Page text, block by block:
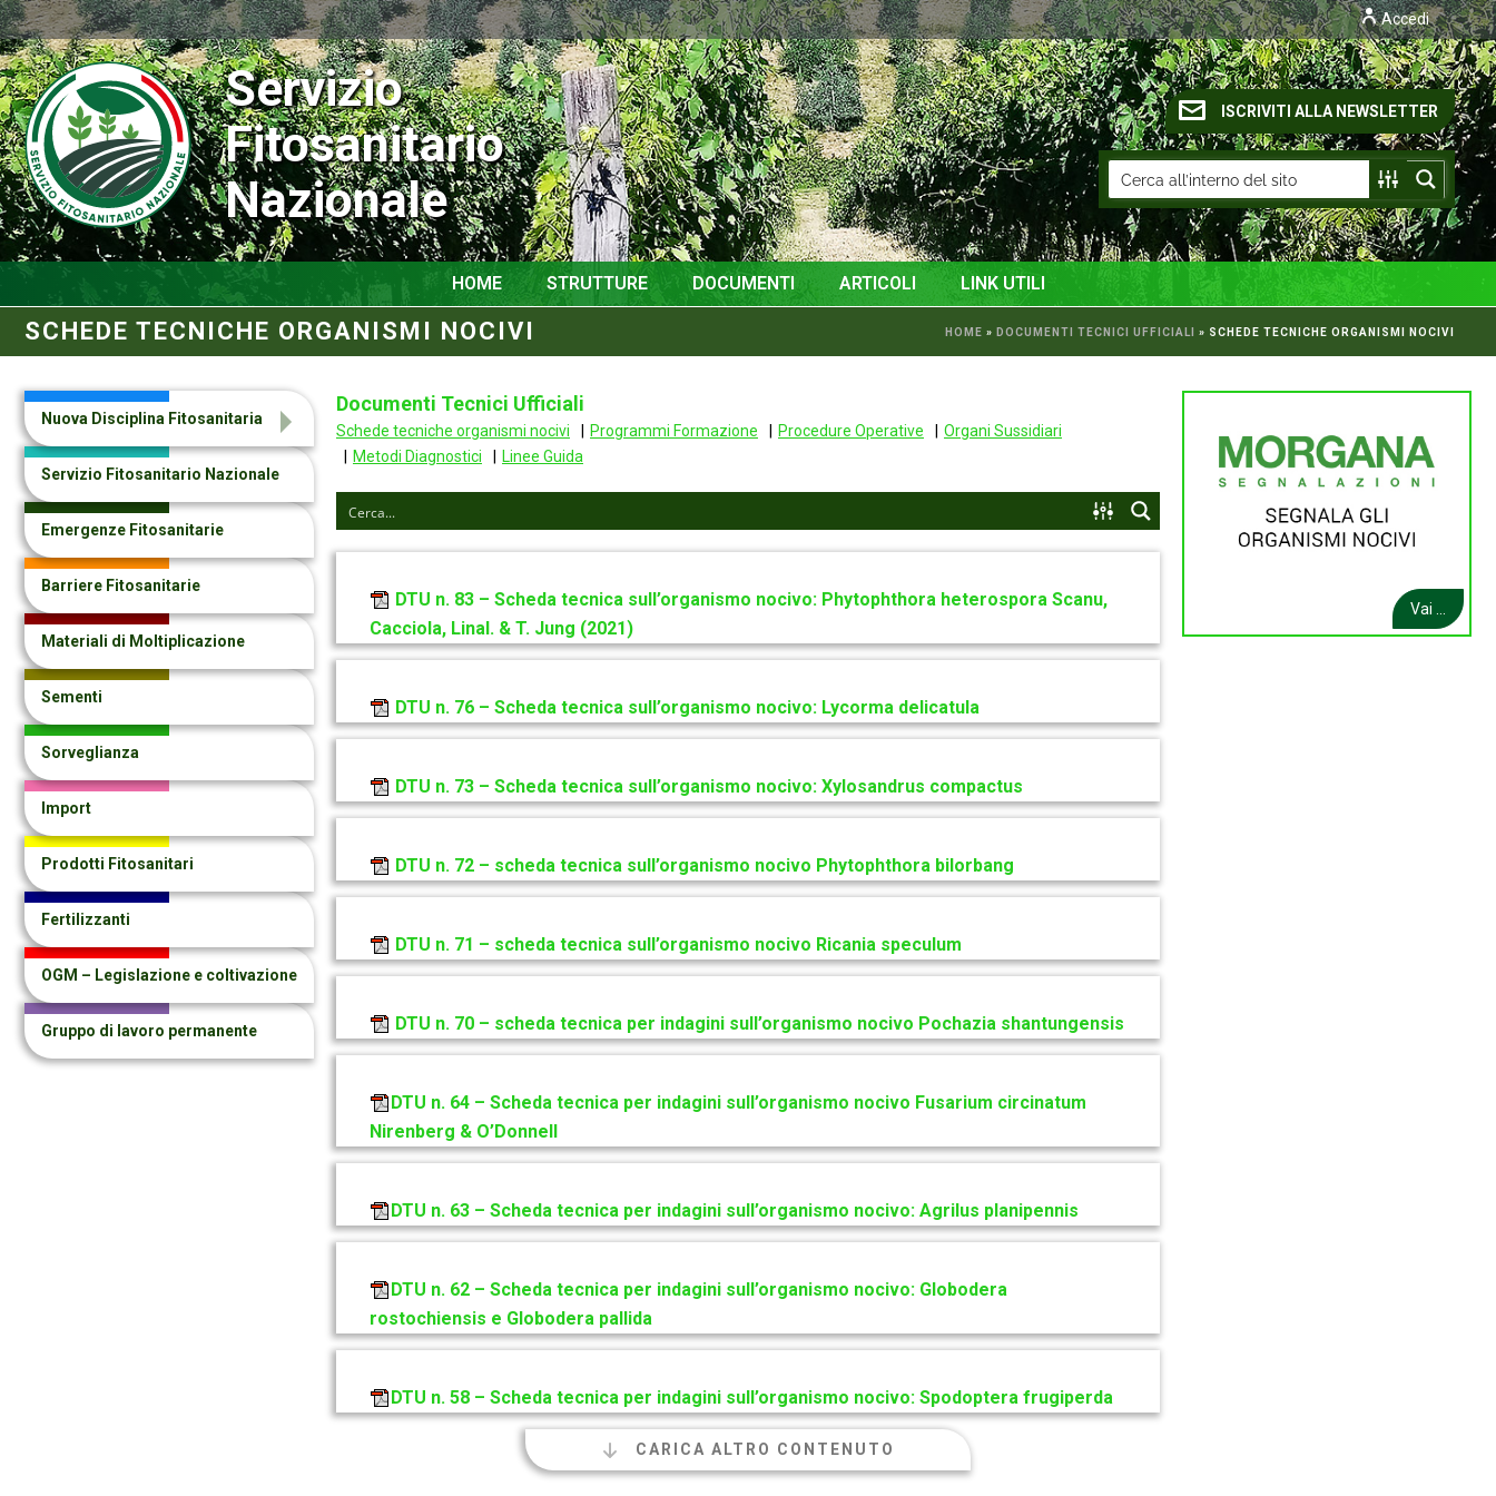
Accedi
Servizio
Fitosanitario
Nazionale
ISCRIVITI ALLA NEWSLETTER
HOME STRUTTURE DOCUMENTI ARTICOLI LINK UTILI
SCHEDE TECNICHE ORGANISMI NOCIVI HOME » DOCUMENTI TECNICI UFFICIALI » SCHEDE TECNICHE ORGANISMI NOCIVI
Documenti Tecnici Ufficiali
Schede tecniche organismi nocivi Programmi Formazione Procedure Operative
Organi Sussidiari
Metodi Diagnostici
Linee Guida
DTU n. 83 – Scheda tecnica sull’organismo nocivo: Phytophthora heterospora Scanu,
Cacciola, Linal. & T. Jung (2021)
DTU n. 76 – Scheda tecnica sull’organismo nocivo: Lycorma delicatula
DTU n. 73 – Scheda tecnica sull’organismo nocivo: Xylosandrus compactus
DTU n. 72 – scheda tecnica sull’organismo nocivo Phytophthora bilorbang
DTU n. 71 – scheda tecnica sull’organismo nocivo Ricania speculum
DTU n. 70 – scheda tecnica per indagini sull’organismo nocivo Pochazia shantungensis
DTU n. 64 – Scheda tecnica per indagini sull’organismo nocivo Fusarium circinatum
Nirenberg & O’Donnell
DTU n. 63 – Scheda tecnica per indagini sull’organismo nocivo: Agrilus planipennis
DTU n. 62 – Scheda tecnica per indagini sull’organismo nocivo: Globodera
rostochiensis e Globodera pallida
DTU n. 58 – Scheda tecnica per indagini sull’organismo nocivo: Spodoptera frugiperda
CARICA ALTRO CONTENUTO
Nuova Disciplina Fitosanitaria
Servizio Fitosanitario Nazionale
Emergenze Fitosanitarie
Barriere Fitosanitarie
Materiali di Moltiplicazione
Sementi
Sorveglianza
Import
Prodotti Fitosanitari
Fertilizzanti
OGM – Legislazione e coltivazione
Gruppo di lavoro permanente
Vai ...